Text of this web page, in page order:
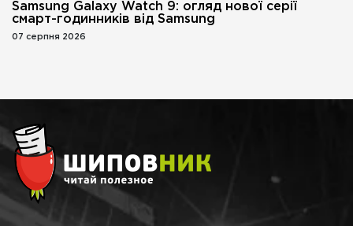
Samsung Galaxy Watch 9: огляд нової серії
смарт-годинників від Samsung
07 серпня 2026